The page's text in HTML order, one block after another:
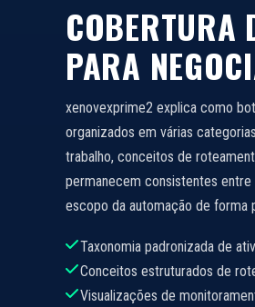
COBERTURA
PARA
xenovexprime2 explica como
organizados em várias
trabalho, conceitos de
permanecem consistentes
escopo da automação de forma
Taxonomia padronizada de
Conceitos estruturados de
Visualizações de